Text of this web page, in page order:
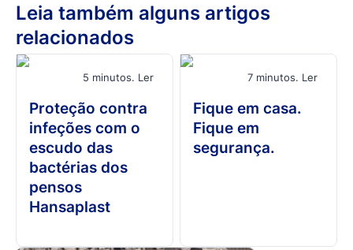
Leia também alguns artigos
relacionados
Proteção contra
infeções com o
escudo das
bactérias dos
pensos
Hansaplast
5 minutos. Ler
Fique em casa.
Fique em
segurança.
7 minutos. Ler